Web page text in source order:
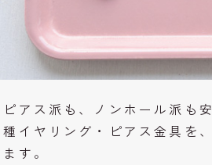
ピアス派も、ノンホール派も
種イヤリング・ピアス金具を
ます。